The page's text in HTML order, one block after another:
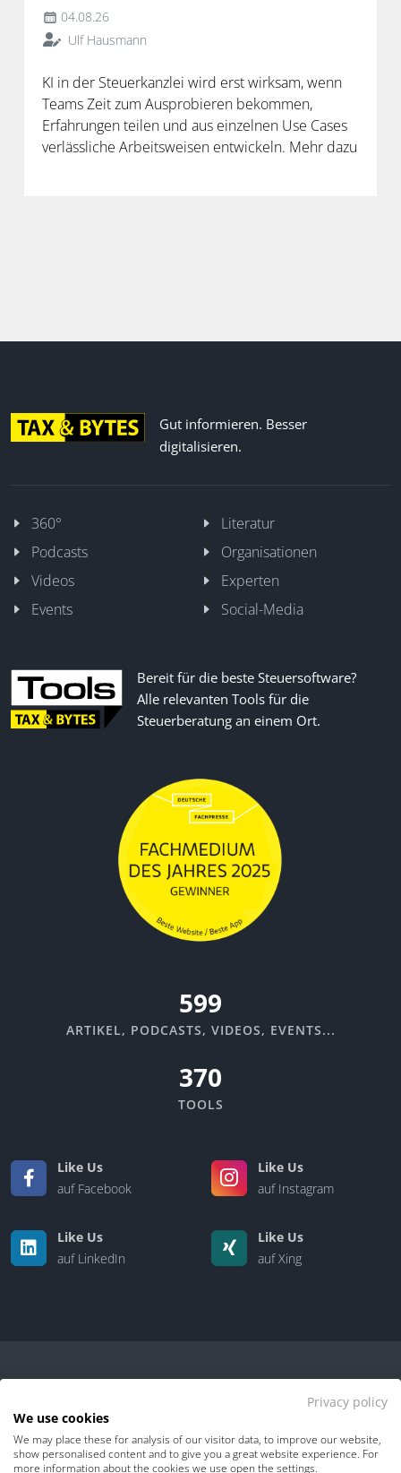
04.08.26
Ulf Hausmann
KI in der Steuerkanzlei wird erst wirksam, wenn
Teams Zeit zum Ausprobieren bekommen,
Erfahrungen teilen und aus einzelnen Use Cases
verlässliche Arbeitsweisen entwickeln. Mehr dazu
Gut informieren. Besser
digitalisieren.
360°
Literatur
Podcasts
Organisationen
Videos
Experten
Events
Social-Media
Bereit für die beste Steuersoftware?
Alle relevanten Tools für die
Steuerberatung an einem Ort.
670
ARTIKEL, PODCASTS, VIDEOS, EVENTS...
370
TOOLS
Like Us
auf Facebook
Like Us
auf Instagram
Like Us
auf LinkedIn
Like Us
auf Xing
Kontakt | Über uns
Privacy policy
We use cookies
We may place these for analysis of our visitor data, to improve our website,
show personalised content and to give you a great website experience. For
more information about the cookies we use open the settings.